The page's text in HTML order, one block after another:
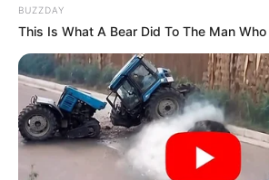
házhoz, az apjától kapott
– Nem fenyegetlek – mosolygott
figyelmeztetlek. Nem tudod, mire
Elmondhatom mindenkinek,
BUZZDAY
This Is What A Bear Did To The Man